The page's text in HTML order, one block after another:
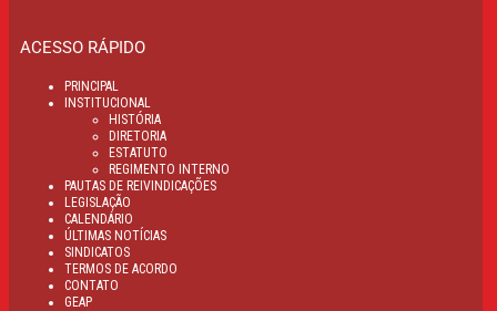
ACESSO RÁPIDO
PRINCIPAL
INSTITUCIONAL
HISTÓRIA
DIRETORIA
ESTATUTO
REGIMENTO INTERNO
PAUTAS DE REIVINDICAÇÕES
LEGISLAÇÃO
CALENDÁRIO
ÚLTIMAS NOTÍCIAS
SINDICATOS
TERMOS DE ACORDO
CONTATO
GEAP